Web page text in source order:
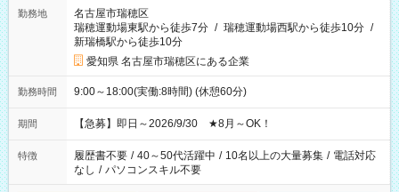
勤務地
名古屋市瑞穂区
瑞穂運動場東駅から徒歩7分 / 瑞穂運動場西駅から徒歩10分 /
新瑞橋駅から徒歩10分
愛知県 名古屋市瑞穂区にある企業
勤務時間 9:00～18:00(実働:8時間) (休憩60分)
期間 【急募】即日～2026/9/30 ★8月～OK！
特徴 履歴書不要 / 40～50代活躍中 / 10名以上の大量募集 / 電話対応
なし / パソコンスキル不要